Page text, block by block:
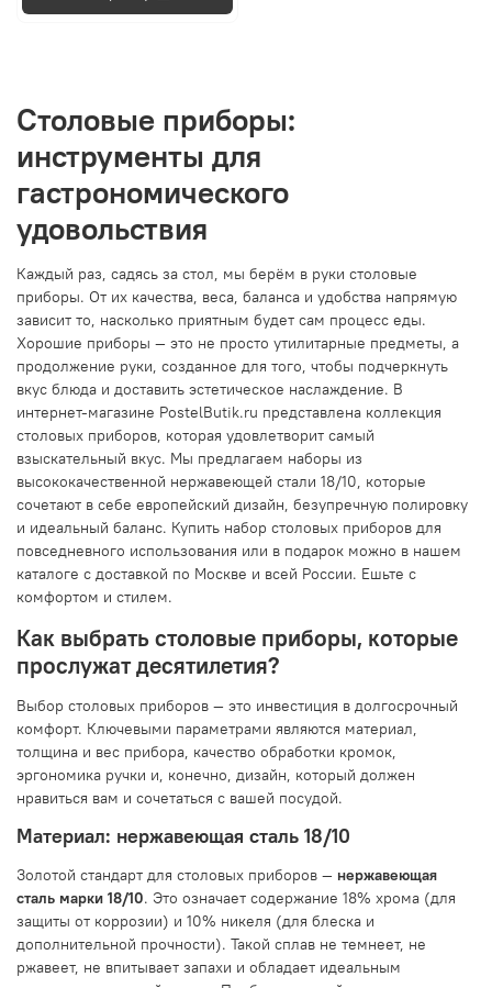
Столовые приборы:
инструменты для
гастрономического
удовольствия
Каждый раз, садясь за стол, мы берём в руки столовые
приборы. От их качества, веса, баланса и удобства напрямую
зависит то, насколько приятным будет сам процесс еды.
Хорошие приборы — это не просто утилитарные предметы, а
продолжение руки, созданное для того, чтобы подчеркнуть
вкус блюда и доставить эстетическое наслаждение. В
интернет-магазине PostelButik.ru представлена коллекция
столовых приборов, которая удовлетворит самый
взыскательный вкус. Мы предлагаем наборы из
высококачественной нержавеющей стали 18/10, которые
сочетают в себе европейский дизайн, безупречную полировку
и идеальный баланс. Купить набор столовых приборов для
повседневного использования или в подарок можно в нашем
каталоге с доставкой по Москве и всей России. Ешьте с
комфортом и стилем.
Как выбрать столовые приборы, которые
прослужат десятилетия?
Выбор столовых приборов — это инвестиция в долгосрочный
комфорт. Ключевыми параметрами являются материал,
толщина и вес прибора, качество обработки кромок,
эргономика ручки и, конечно, дизайн, который должен
нравиться вам и сочетаться с вашей посудой.
Материал: нержавеющая сталь 18/10
Золотой стандарт для столовых приборов — нержавеющая
сталь марки 18/10. Это означает содержание 18% хрома (для
защиты от коррозии) и 10% никеля (для блеска и
дополнительной прочности). Такой сплав не темнеет, не
ржавеет, не впитывает запахи и обладает идеальным